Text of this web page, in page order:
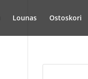
Lounas Ostoskori